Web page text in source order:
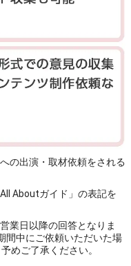
の出演・取材依頼をされる
Aboutガイド」の表記を
業日以降の回答となりま
間中にご依頼いただいた場
めご了承ください。